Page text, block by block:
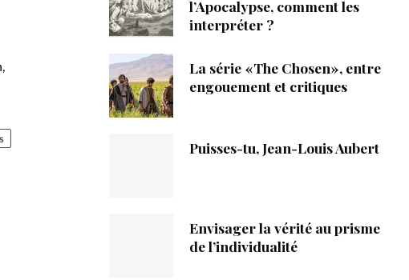
d'adresse
contacter
l’Apocalypse, comment les
interpréter ?
La série «The Chosen», entre
engouement et critiques
Puisses-tu, Jean-Louis Aubert
Envisager la vérité au prisme
de l’individualité